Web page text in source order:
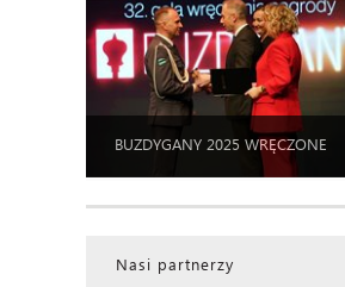
BUZDYGANY 2025 WRĘCZONE
Nasi partnerzy